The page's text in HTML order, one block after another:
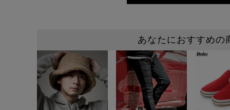
あなたにおすすめの